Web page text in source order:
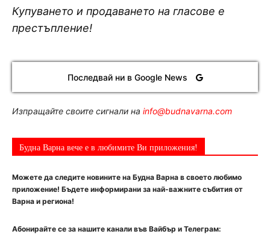
Купуването и продаването на гласове е
престъпление!
Последвай ни в Google News
Изпращайте своите сигнали на info@budnavarna.com
Будна Варна вече е в любимите Ви приложения!
Можете да следите новините на Будна Варна в своето любимо
приложение! Бъдете информирани за най-важните събития от
Варна и региона!
Абонирайте се за нашите канали във Вайбър и Телеграм: